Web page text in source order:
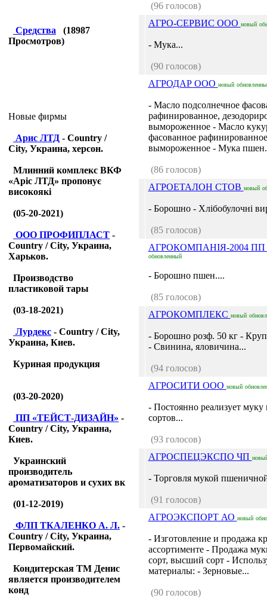
Средства (18987
Просмотров)
Новые фирмы
Арис ЛТД - Country /
City, Украина, херсон.
Млинний комплекс ВКФ
«Аріс ЛТД» пропонує
високоякі
(05-20-2021)
ООО ПРОФИПЛАСТ -
Country / City, Украина,
Харьков.
Производство
пластиковой тары
(03-18-2021)
Лурдекс - Country / City,
Украина, Киев.
Куриная продукция
(03-20-2020)
ПП «ТЕЙСТ-ДИЗАЙН» -
Country / City, Украина,
Киев.
Украинский
производитель
ароматизаторов и сухих вк
(01-12-2019)
ФЛП ТКАЛЕНКО А. Л. -
Country / City, Украина,
Первомайский.
Кондитерская ТМ Денис
является производителем
конд
(96 голосов)
АГРО-СЕРВИС ООО новый
- Мука...
(90 голосов)
АГРОДАР ООО новый
- Масло подсолнечное
рафинированное,
вымороженное - Масло
фасованное
вымороженное - Мука
(86 голосов)
АГРОЕТАЛОН СТОВ новый
- Борошно - Хлібобулочні
(85 голосов)
АГРОКОМПАНІЯ-2004 ПП
обновленный
- Борошно пшен....
(85 голосов)
АГРОКОМПЛЕКС новый
- Борошно розф. 50 кг -
- Свинина, яловичина...
(94 голосов)
АГРОСИТИ ООО новый
- Постоянно реализует муку
сортов...
(93 голосов)
АГРОСПЕЦЭКСПО ЧП
- Торговля мукой
(91 голосов)
АГРОЭКСПОРТ АО новый
- Изготовление и продажа
ассортименте - Продажа
сорт, высший сорт -
материалы: - Зерновые...
(90 голосов)